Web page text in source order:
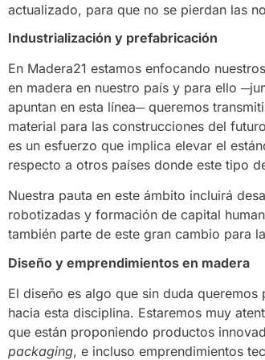
actualizado, para que no se pierdan las
Industrialización y prefabricación
En Madera21 estamos enfocando
en madera en nuestro país y para ello
apuntan en esta línea─ queremos
material para las construcciones del
es un esfuerzo que implica elevar el
respecto a otros países donde este tipo
Nuestra pauta en este ámbito incluirá
robotizadas y formación de capital
también parte de este gran cambio para
Diseño y emprendimientos en madera
El diseño es algo que sin duda
hacia esta disciplina. Estaremos muy
que están proponiendo productos
packaging, e incluso emprendimientos